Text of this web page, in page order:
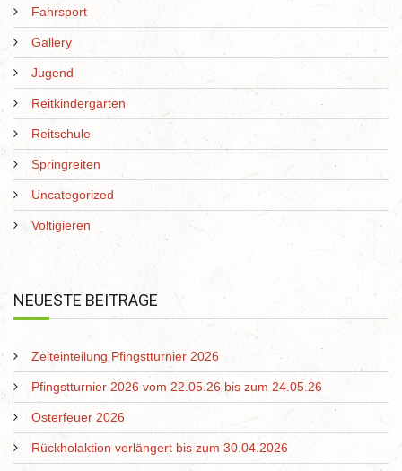
Fahrsport
Gallery
Jugend
Reitkindergarten
Reitschule
Springreiten
Uncategorized
Voltigieren
NEUESTE BEITRÄGE
Zeiteinteilung Pfingstturnier 2026
Pfingstturnier 2026 vom 22.05.26 bis zum 24.05.26
Osterfeuer 2026
Rückholaktion verlängert bis zum 30.04.2026